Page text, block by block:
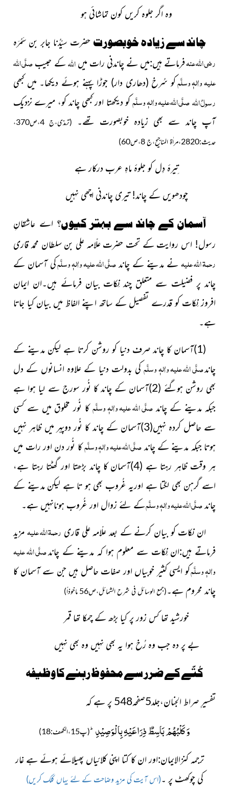
وہ اگر جلوہ کریں کون تماشائی ہو
چاند سے زیادہ خوبصورتحضرت سیّدُنا جابر بن سَمُرَہ
رضی اللہ عنہفرماتے ہیں:میں نے چاندنی رات میںاللہکے حبیبصلَّی اللہ
علیہ واٰلہٖ وسلَّمکو سُرخ (دھاری دار) جوڑا پہنے ہوئے دیکھا۔ میں کبھی
رسولُاللہصلَّی اللہ علیہ واٰلہٖ وسلَّم کو دیکھتا اور کبھی چاند کو، میرے نزدیک
آپ چاند سے بھی زیادہ خوبصورت تھے۔
(ترمذی،ج 4،ص370،
حدیث:2820،مراٰۃ المناجیح،ج 8،ص60)
تِیرۂ دِل کو جلوۂ ماہِ عرب درکار ہے
چودھویں کے چاند! تیری چاندنی اچھی نہیں
آسمان کے چاند سے بہتر کیوں؟اے عاشقانِ
رسول! اس روایت کے تحت حضرت علّامہ علی بن سلطان محمد قاری
رحمۃ اللہ علیہنے مدینے کے چاندصلَّی اللہ علیہ واٰلہٖ وسلَّمکی آسمان کے
چاند پر فضیلت سے متعلق چند نِکات بیان فرمائے ہیں۔ان ایمان
افروز نِکات کو قدرے تفصیل کے ساتھ اپنے الفاظ میں بیان کیا جاتا
ہے۔
(1)آسمان کا چاند صرف دنیا کو روشن کرتا ہے
لیکن مدینے کے
چاندصلَّی اللہ علیہ واٰلہٖ وسلَّم کی بدولت دنیا کے علاوہ انسانوں کے دل
بھی روشن ہوگئے (2)آسمان کے چاند کا نُور سورج سے
لیا ہوا ہے
جبکہ مدینے کے چاندصلَّی اللہ علیہ واٰلہٖ وسلَّم کا نُور مخلوق میں سے کسی
سے حاصل کردہ نہیں(3)آسمان کے چاند کا نُور
دوپہر میں ظاہر نہیں
ہوتا جبکہ مدینے کے چاندصلَّی اللہ علیہ واٰلہٖ وسلَّمکا نُور دن اور رات میں
ہر وقت ظاہر رہتا ہے (4)آسمان کا چاند بڑھتا اور گھٹتا رہتا ہے،
اسے گرہن بھی لگتا ہے اوریہ غُروب بھی ہو تا ہے لیکن مدینے کے
چاندصلَّی اللہ علیہ واٰلہٖ وسلَّمکے لئے زوال اورغُروب ہونانہیں ہے۔
ان نکات کو بیان کرنے کے بعد علّامہ علی قاری رحمۃ اللہ علیہمزید
فرماتے ہیں:ان نِکات سے معلوم ہوا کہ مدینے کے چاندصلَّی اللہ علیہ
واٰلہٖ وسلَّمکو ایسی کثیر خوبیاں اور صفات حاصل ہیں جن سے آسمان کا
چاند محروم ہے۔(جمع الوسائل فی شرح الشمائل،ص56 ماخوذاً)
خورشید تھا کس زور پر کیا بڑھ کے چمکا تھا قمر
بے پر دہ جب وہ رُخ ہوا یہ بھی نہیں وہ بھی نہیں
کُتّے کے ضرر سے محفوظ رہنے کا وظیفہ
تفسیرِ صراط الجنان،جلد5صفحہ548 پر ہے کہ
وَ كَلْبُهُمْ بَاسِطٌ ذِرَاعَیْهِ بِالْوَصِیْدِؕ-(پ15،الکھف:18)
ترجمہ کنزالایمان:اور ان کا کتا اپنی کلائیاں پھیلائے ہوئے ہے غار
کی چوکھٹ پر ۔(اس آیت کی مزید وضاحت کے لئے یہاں کلک کریں)